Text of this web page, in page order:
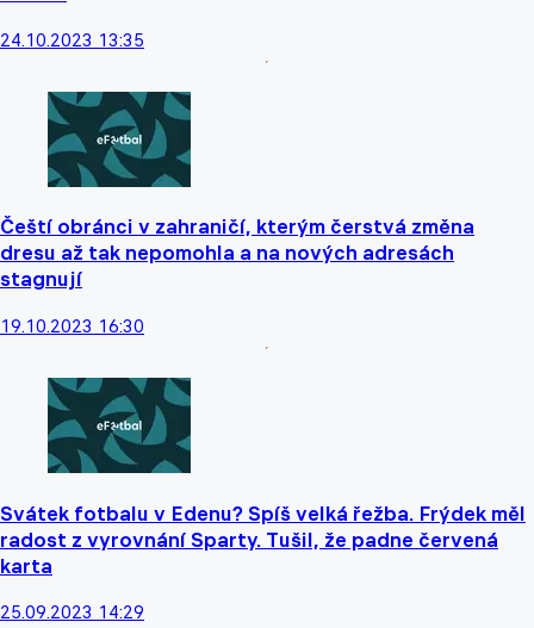
24.10.2023 13:35
Čeští obránci v zahraničí, kterým čerstvá změna
dresu až tak nepomohla a na nových adresách
stagnují
19.10.2023 16:30
Svátek fotbalu v Edenu? Spíš velká řežba. Frýdek měl
radost z vyrovnání Sparty. Tušil, že padne červená
karta
25.09.2023 14:29